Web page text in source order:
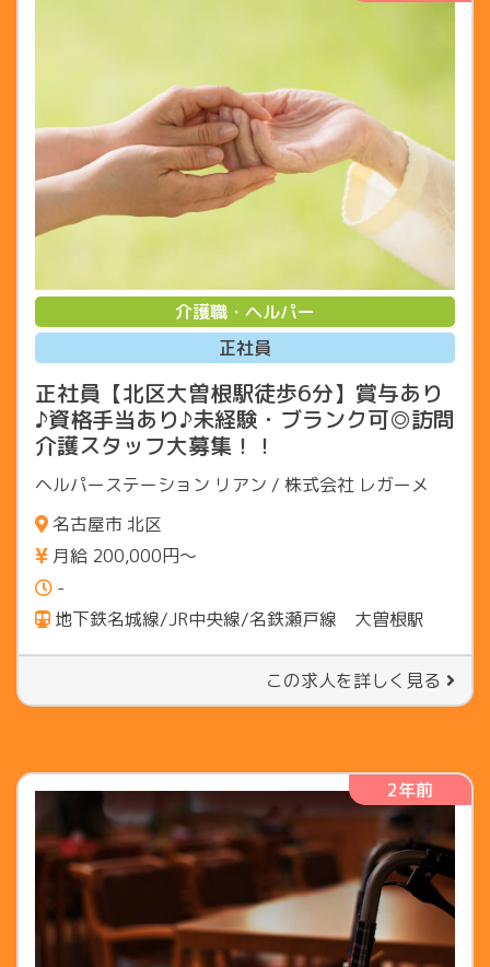
介護職・ヘルパー
正社員
正社員【北区大曽根駅徒歩6分】賞与あり
♪資格手当あり♪未経験・ブランク可◎訪問
介護スタッフ大募集！！
ヘルパーステーション リアン / 株式会社 レガーメ
名古屋市 北区
月給 200,000円〜
-
地下鉄名城線/JR中央線/名鉄瀬戸線 大曽根駅
この求人を詳しく見る
2年前